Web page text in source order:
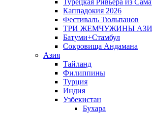
Турецкая Ривьера из
Каппадокия 2026
Фестиваль Тюльпанов
ТРИ ЖЕМЧУЖИНЫ
Батуми+Стамбул
Сокровища Андамана
Азия
Тайланд
Филиппины
Турция
Индия
Узбекистан
Бухара